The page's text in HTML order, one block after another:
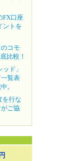
FX口座
ントを
コモ
比較！
ド」
覧表
。
を行な
ご協